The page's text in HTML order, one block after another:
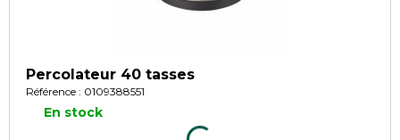
Percolateur 40 tasses
Référence : 0109388551
En stock